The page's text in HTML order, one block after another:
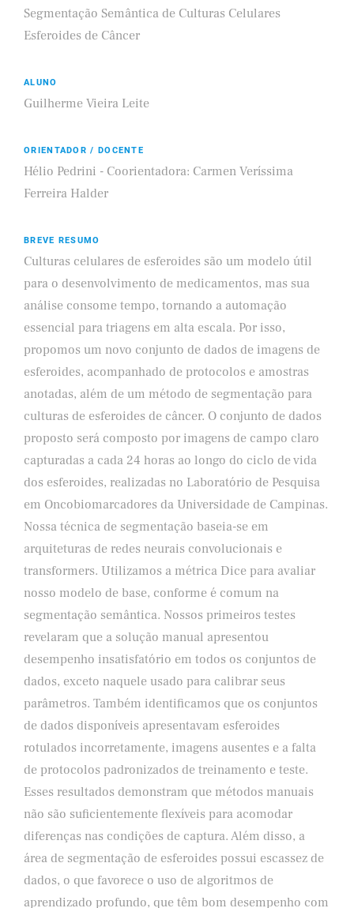
Segmentação Semântica de Culturas Celulares
Esferoides de Câncer
ALUNO
Guilherme Vieira Leite
ORIENTADOR / DOCENTE
Hélio Pedrini - Coorientadora: Carmen Veríssima
Ferreira Halder
BREVE RESUMO
Culturas celulares de esferoides são um modelo útil
para o desenvolvimento de medicamentos, mas sua
análise consome tempo, tornando a automação
essencial para triagens em alta escala. Por isso,
propomos um novo conjunto de dados de imagens de
esferoides, acompanhado de protocolos e amostras
anotadas, além de um método de segmentação para
culturas de esferoides de câncer. O conjunto de dados
proposto será composto por imagens de campo claro
capturadas a cada 24 horas ao longo do ciclo de vida
dos esferoides, realizadas no Laboratório de Pesquisa
em Oncobiomarcadores da Universidade de Campinas.
Nossa técnica de segmentação baseia-se em
arquiteturas de redes neurais convolucionais e
transformers. Utilizamos a métrica Dice para avaliar
nosso modelo de base, conforme é comum na
segmentação semântica. Nossos primeiros testes
revelaram que a solução manual apresentou
desempenho insatisfatório em todos os conjuntos de
dados, exceto naquele usado para calibrar seus
parâmetros. Também identificamos que os conjuntos
de dados disponíveis apresentavam esferoides
rotulados incorretamente, imagens ausentes e a falta
de protocolos padronizados de treinamento e teste.
Esses resultados demonstram que métodos manuais
não são suficientemente flexíveis para acomodar
diferenças nas condições de captura. Além disso, a
área de segmentação de esferoides possui escassez de
dados, o que favorece o uso de algoritmos de
aprendizado profundo, que têm bom desempenho com